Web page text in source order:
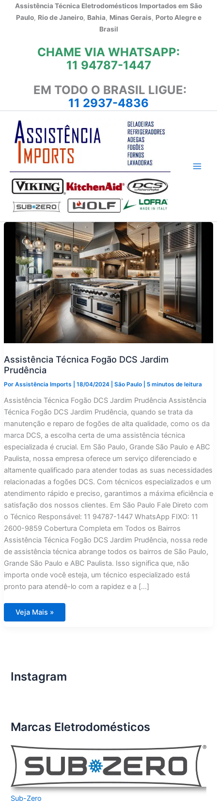
Assistência Técnica Eletrodomésticos Importados em São
Paulo, Rio de Janeiro, Bahia, Minas Gerais, Porto Alegre e
Brasil
CHAME VIA WHATSAPP:
11 94787-1447
EM TODO O BRASIL LIGUE:
11 2937-4836
Assistência Técnica Fogão DCS Jardim
Prudência
Por Assistência Imports 18/04/2024 São Paulo| 5 minutos de leitura
Assistência Técnica Fogão DCS Jardim Prudência Assistência
Técnica Fogão DCS Jardim Prudência, quando se trata da
manutenção e reparo de fogões de alta qualidade, como os da
marca DCS, a escolha certa de uma assistência técnica
especializada é crucial. Em São Paulo, Grande São Paulo e ABC
Paulista, nossa empresa oferece um serviço diferenciado e
altamente qualificado para atender todas as suas necessidades
relacionadas a fogões DCS. Com técnicos especializados e um
atendimento rápido e preciso, garantimos a máxima eficiência e
satisfação dos nossos clientes. Em São Paulo Fale Direto com
o Técnico Responsável: 11 94787-1447 WhatsApp FIXO: 11
2600-9859 Cobertura Completa em Todos os Bairros
Assistência Técnica Fogão DCS Jardim Prudência, nossa rede
de assistência técnica abrange todos os bairros de São Paulo,
Grande São Paulo e ABC Paulista. Isso significa que, não
importa onde você esteja, um técnico especializado está
pronto para atendê-lo com a rapidez e a […]
Assistência
Técnica
Veja Mais »
Instagram
Marcas Eletrodomésticos
Sub-Zero